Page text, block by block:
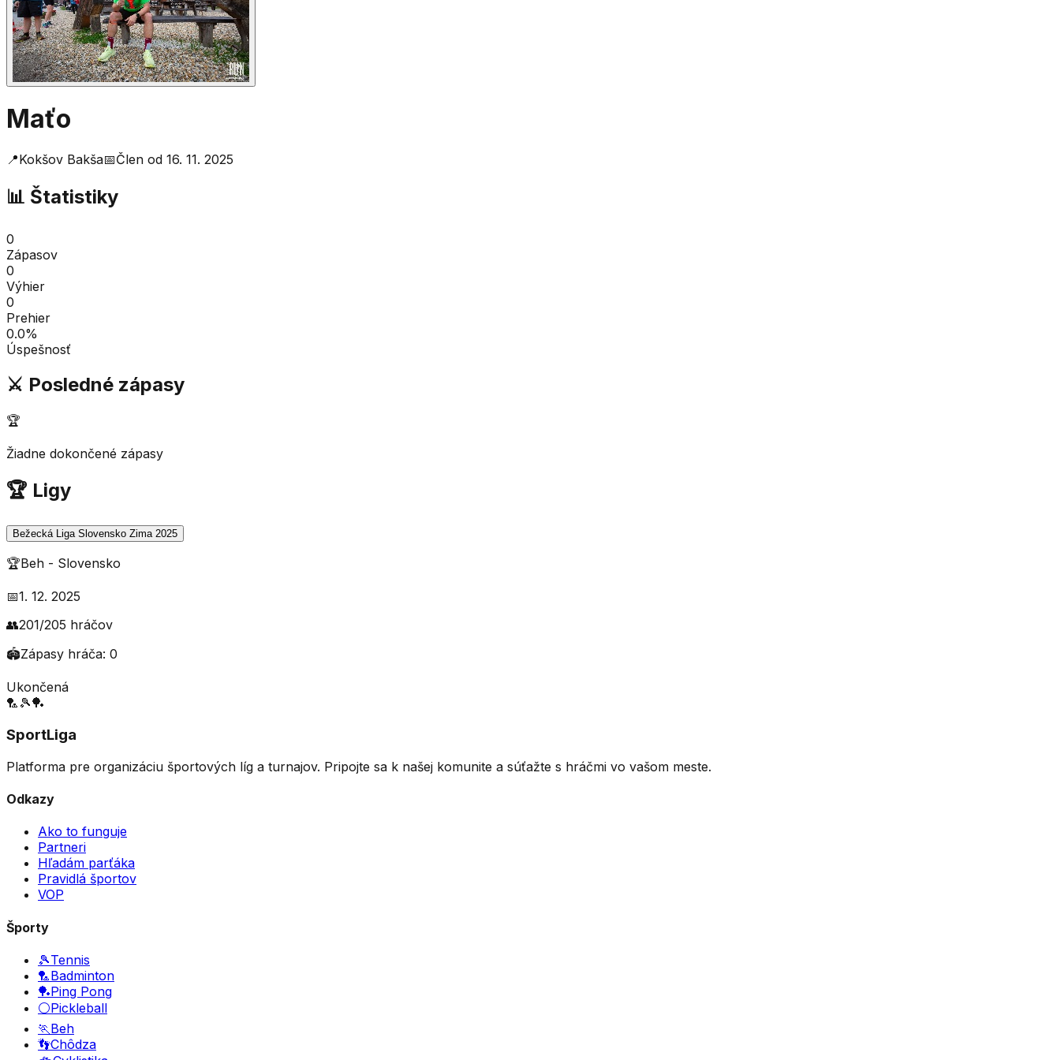
Maťo
📍Kokšov Bakša📅Člen od 16. 11. 2025
📊 Štatistiky
0
Zápasov
0
Výhier
0
Prehier
0.0%
Úspešnosť
⚔️ Posledné zápasy
🏆
Žiadne dokončené zápasy
🏆 Ligy
Bežecká Liga Slovensko Zima 2025
🏆Beh - Slovensko
📅1. 12. 2025
👥201/205 hráčov
🏟️Zápasy hráča: 0
Ukončená
🏸 🎾🏓
SportLiga
Platforma pre organizáciu športových líg a turnajov. Pripojte sa k našej komunite a súťažte s hráčmi vo vašom meste.
Odkazy
Ako to funguje
Partneri
Hľadám parťáka
Pravidlá športov
VOP
Športy
🎾Tennis
🏸Badminton
🏓Ping Pong
⚪Pickleball
🏃 Beh
👣Chôdza